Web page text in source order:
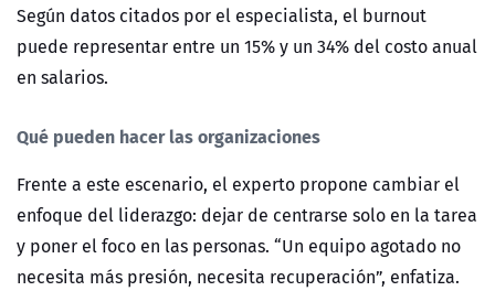
Según datos citados por el especialista, el burnout
puede representar entre un 15% y un 34% del costo anual
en salarios.
Qué pueden hacer las organizaciones
Frente a este escenario, el experto propone cambiar el
enfoque del liderazgo: dejar de centrarse solo en la tarea
y poner el foco en las personas. “Un equipo agotado no
necesita más presión, necesita recuperación”, enfatiza.